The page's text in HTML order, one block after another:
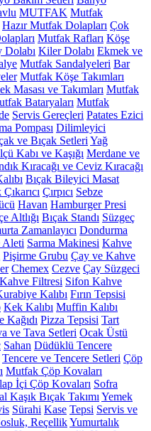
MUTFAK Mutfak
Hazır Mutfak Dolapları Çok
Mutfak Rafları Köşe
Kiler Dolabı Ekmek ve
Mutfak Sandalyeleri Bar
Mutfak Köşe Takımları
Masası ve Takımları Mutfak
Bataryaları Mutfak
Servis Gereçleri Patates Ezici
Pompası Dilimleyici
ve Bıçak Setleri Yağ
Kabı ve Kaşığı Merdane ve
Kıracağı ve Ceviz Kıracağı
Bıçak Bileyici Masat
Çırpıcı Sebze
Havan Hamburger Presi
Altlığı Bıçak Standı Süzgeç
Zamanlayıcı Dondurma
Aleti Sarma Makinesi Kahve
Pişirme Grubu Çay ve Kahve
Chemex Cezve Çay Süzgeci
Kahve Filtresi Sifon Kahve
Kalıbı Fırın Tepsisi
Kek Kalıbı Muffin Kalıbı
Kağıdı Pizza Tepsisi Tart
ve Tava Setleri Ocak Üstü
Sahan Düdüklü Tencere
Tencere ve Tencere Setleri Çöp
Mutfak Çöp Kovaları
İçi Çöp Kovaları Sofra
Kaşık Bıçak Takımı Yemek
Sürahi Kase Tepsi Servis ve
ReçellikYumurtalık